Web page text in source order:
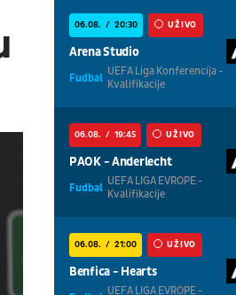
06.08. 20:30 UŽIVO
Arena Studio
Fudbal UEFA Liga Konferencija -
Kvalifikacije
06.08. 19:45 UŽIVO
PAOK - Anderlecht
Fudbal UEFA LIGA EVROPE -
Kvalifikacije
06.08. 21:00 UŽIVO
Benfica - Hearts
UEFA LIGA EVROPE -